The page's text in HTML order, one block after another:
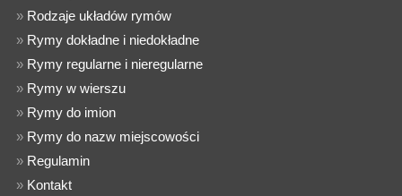
» Rodzaje układów rymów
» Rymy dokładne i niedokładne
» Rymy regularne i nieregularne
» Rymy w wierszu
» Rymy do imion
» Rymy do nazw miejscowości
» Regulamin
» Kontakt